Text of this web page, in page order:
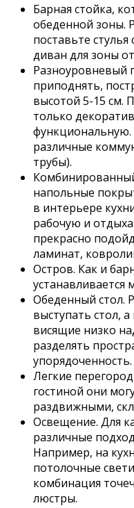
Барная стойка,
обеденной зоны.
поставьте
диван для зоны
Разноуровневый
приподнять,
высотой 5-15 см.
только
различные
трубы).
напольные
в интерьере
рабочую и
прекрасно
ламинат,
Остров. Как и
устанавливается
Обеденный стол.
выступать стол,
висящие низко
разделять
упорядоченность.
Легкие
гостиной они
раздвижными,
Освещение. Для
различные
Например, на
потолочные
комбинация
люстры.